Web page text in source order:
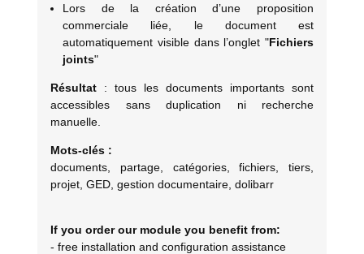
Lors de la création d’une proposition
commerciale liée, le document est
automatiquement visible dans l’onglet "Fichiers
joints"
Résultat : tous les documents importants sont
accessibles sans duplication ni recherche
manuelle.
Mots-clés :
documents, partage, catégories, fichiers, tiers,
projet, GED, gestion documentaire, dolibarr
If you order our module you benefit from:
- free installation and configuration assistance